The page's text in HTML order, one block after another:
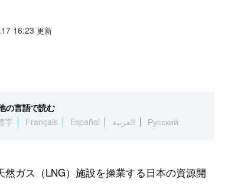
16:23 更新
の言語で読む
字 Français Español العربية Русский
然ガス（LNG）施設を操業する日本の資源開